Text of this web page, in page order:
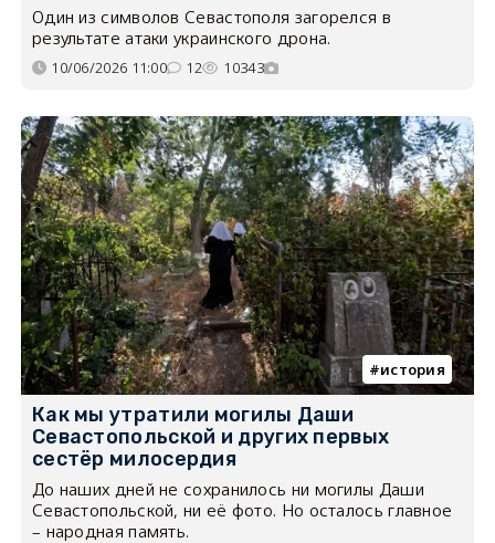
Один из символов Севастополя загорелся в
результате атаки украинского дрона.
10/06/2026 11:00 12 10343
история
Как мы утратили могилы Даши
Севастопольской и других первых
сестёр милосердия
До наших дней не сохранилось ни могилы Даши
Севастопольской, ни её фото. Но осталось главное
– народная память.